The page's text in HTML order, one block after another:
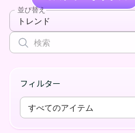
並び替え
トレンド
フィルター
すべてのアイテム